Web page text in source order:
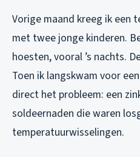
Vorige maand kreeg ik een
met twee jonge kinderen.
hoesten, vooral ’s nachts.
Toen ik langskwam voor
direct het probleem: een
soldeernaden die waren
temperatuurwisselingen.